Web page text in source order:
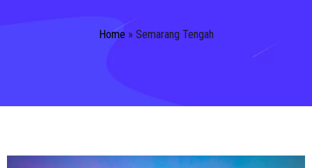
Home» Semarang Tengah